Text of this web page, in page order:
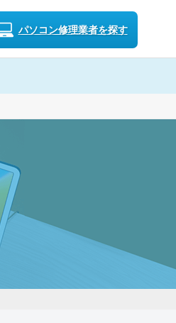
パソコン修理業者を探す